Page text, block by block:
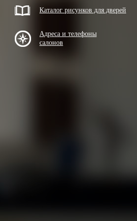
Каталог рисунков для дверей
Адреса и телефоны
салонов